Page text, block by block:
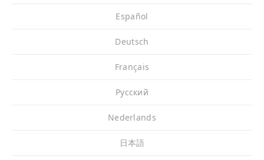
Español
Deutsch
Français
Pусский
Nederlands
日本語